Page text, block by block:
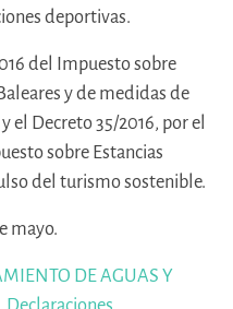
deportivas.
del Impuesto sobre
y de medidas de
Decreto 35/2016, por el
sobre Estancias
del turismo sostenible.
mayo.
DE AGUAS Y